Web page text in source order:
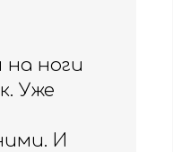
Отзыв
Качество на
уровне 🏆
Благодарю за